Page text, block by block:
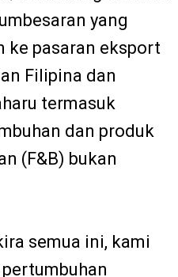
yang
ke pasaran eksport
Filipina dan
termasuk
dan produk
(F&B) bukan
semua ini, kami